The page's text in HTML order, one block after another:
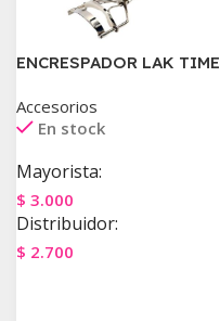
ENCRESPADOR LAK TIME
Accesorios
En stock
Mayorista:
$ 3.000
Distribuidor:
$ 2.700